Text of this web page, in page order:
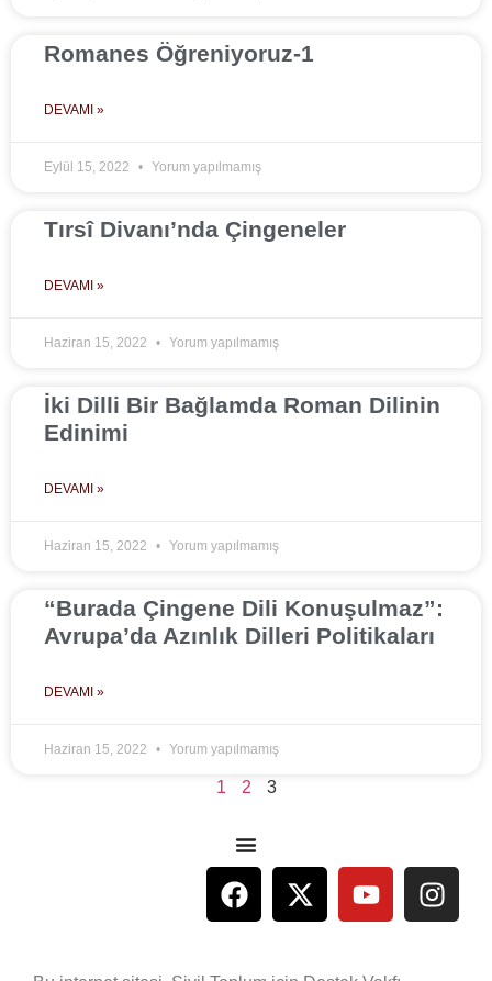
Romanes Öğreniyoruz-1
DEVAMI »
Eylül 15, 2022 Yorum yapılmamış
Tırsî Divanı’nda Çingeneler
DEVAMI »
Haziran 15, 2022 Yorum yapılmamış
İki Dilli Bir Bağlamda Roman Dilinin
Edinimi
DEVAMI »
Haziran 15, 2022 Yorum yapılmamış
“Burada Çingene Dili Konuşulmaz”:
Avrupa’da Azınlık Dilleri Politikaları
DEVAMI »
Haziran 15, 2022 Yorum yapılmamış
1 2 3